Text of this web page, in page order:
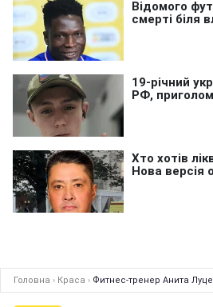
Головна › Краса › Фитнес-тренер Анита